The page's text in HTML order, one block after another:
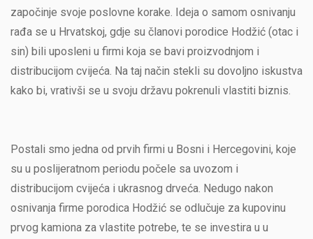
započinje svoje poslovne korake. Ideja o samom osnivanju
rađa se u Hrvatskoj, gdje su članovi porodice Hodžić (otac i
sin) bili uposleni u firmi koja se bavi proizvodnjom i
distribucijom cvijeća. Na taj način stekli su dovoljno iskustva
kako bi, vrativši se u svoju državu pokrenuli vlastiti biznis.
Postali smo jedna od prvih firmi u Bosni i Hercegovini, koje
su u poslijeratnom periodu počele sa uvozom i
distribucijom cvijeća i ukrasnog drveća. Nedugo nakon
osnivanja firme porodica Hodžić se odlučuje za kupovinu
prvog kamiona za vlastite potrebe, te se investira u u